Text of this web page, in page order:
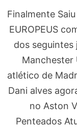
Finalmente
EUROPEUS
dos seguintes
Manchester
atlético de
Dani alves
no Aston
Penteados